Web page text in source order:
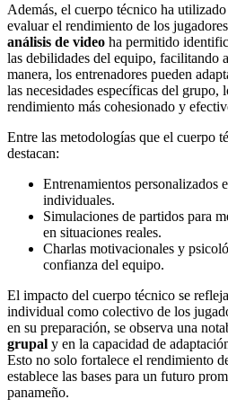
Además, el cuerpo técnico ha
evaluar el rendimiento de los
análisis de video ha permitido
las debilidades del equipo, facilitando
manera, los entrenadores pueden
las necesidades específicas del grupo,
rendimiento más cohesionado y
Entre las metodologías que el cuerpo
destacan:
Entrenamientos personalizados
individuales.
Simulaciones de partidos para
en situaciones reales.
Charlas motivacionales y
confianza del equipo.
El impacto del cuerpo técnico se
individual como colectivo de los
en su preparación, se observa una
grupal y en la capacidad de
Esto no solo fortalece el rendimiento
establece las bases para un futuro
panameño.